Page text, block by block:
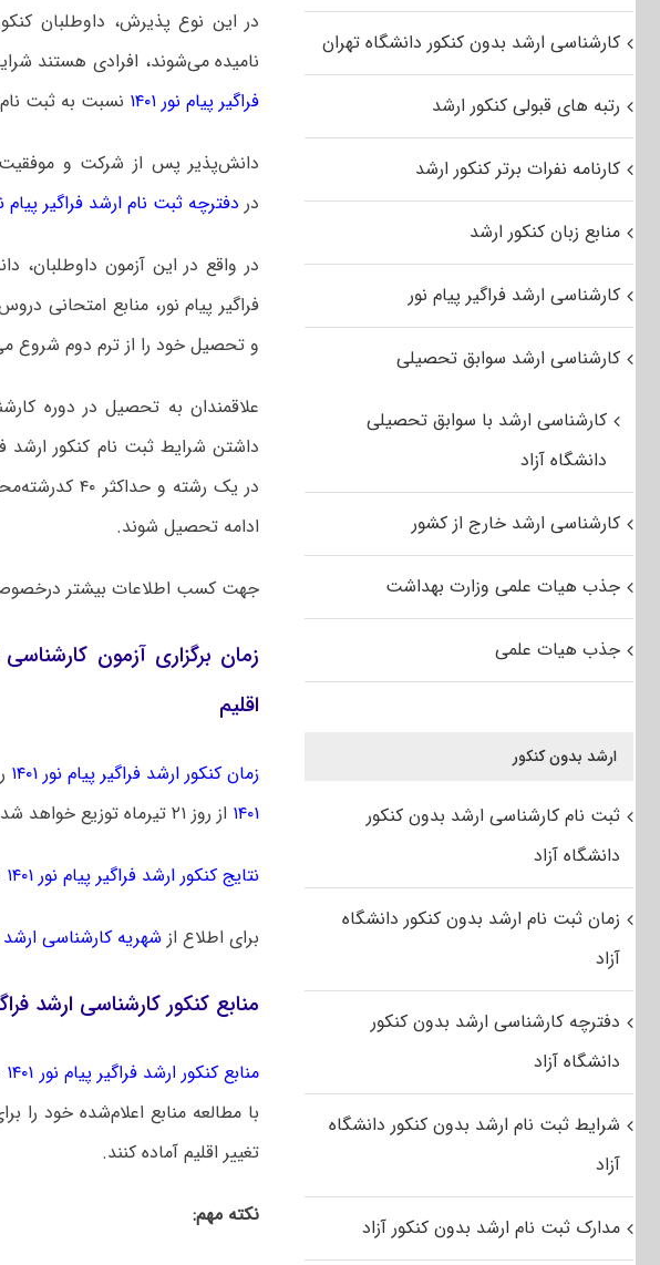
در این نوع پذیرش، داوطلبان
نامیده می‌شوند، افرادی هستند
فراگیر پیام نور ۱۴۰۱
نسبت به ثبت نام
دانش‌پذیر پس از شرکت و موفقیت
در دفترچه ثبت نام ارشد فراگیر پیام نور
در واقع در این آزمون داوطلبان،
فراگیر پیام نور، منابع امتحانی
و تحصیل خود را از ترم دوم شروع
علاقمندان به تحصیل در دوره
داشتن شرایط ثبت نام کنکور ارشد
در یک رشته و
ادامه تحصیل شوند.
جهت کسب اطلاعات بیشتر
اقلیم
زمان کنکور ارشد فراگیر پیام نور ۱۴۰۱
۱۴۰۱ از روز ۲۱ تیرماه توزیع خواهد شد.
نتایج کنکور ارشد فراگیر پیام نور ۱۴۰۱
برای اطلاع از شهریه کارشناسی ارشد
منابع کنکور کارشناسی ارشد
منابع کنکور ارشد فراگیر پیام نور ۱۴۰۱
با مطالعه منابع اعلام‌شده خود
تغییر اقلیم آماده کنند.
نکته مهم:
کارشناسی ارشد بدون کنکور دانشگاه تهران
رتبه های قبولی کنکور ارشد
کارنامه نفرات برتر کنکور ارشد
منابع زبان کنکور ارشد
کارشناسی ارشد فراگیر پیام نور
کارشناسی ارشد سوابق تحصیلی
کارشناسی ارشد با سوابق تحصیلی
دانشگاه آزاد
کارشناسی ارشد خارج از کشور
جذب هیات علمی وزارت بهداشت
جذب هیات علمی
ارشد بدون کنکور
ثبت نام کارشناسی ارشد بدون کنکور
دانشگاه آزاد
زمان ثبت نام ارشد بدون کنکور دانشگاه
آزاد
دفترچه کارشناسی ارشد بدون کنکور
دانشگاه آزاد
شرایط ثبت نام ارشد بدون کنکور دانشگاه
آزاد
مدارک ثبت نام ارشد بدون کنکور آزاد